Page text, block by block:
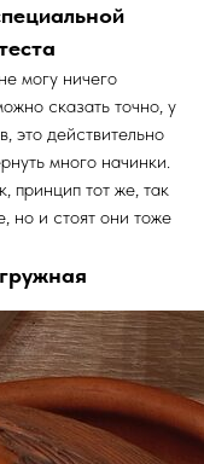
могу ничего
сказать точно, у
это действительно
много начинки.
принцип тот же, так
но и стоят они тоже